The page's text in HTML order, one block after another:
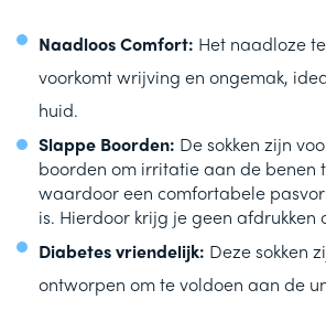
Naadloos Comfort: Het naadloze
voorkomt wrijving en ongemak,
huid.
Slappe Boorden: De sokken zijn
boorden om irritatie aan de benen
waardoor een comfortabele
is. Hierdoor krijg je geen afdrukken
Diabetes vriendelijk: Deze sokken
ontworpen om te voldoen aan de